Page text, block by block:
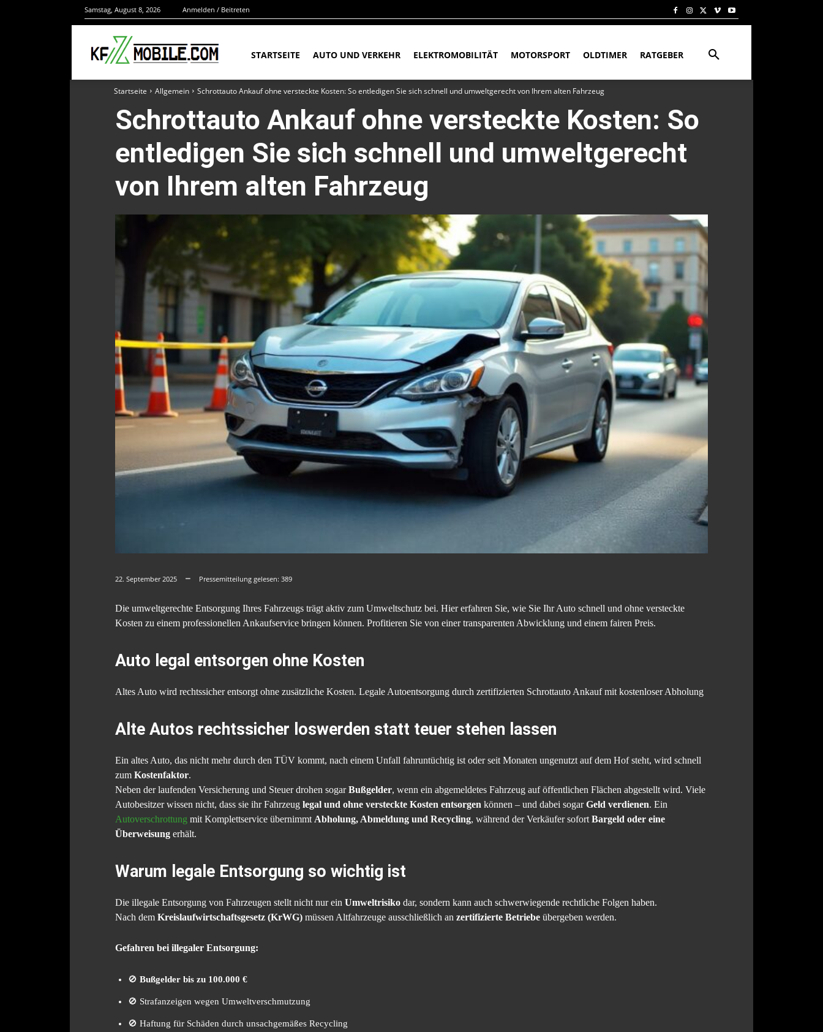
Samstag, August 8, 2026 Anmelden / Beitreten
STARTSEITE AUTO UND VERKEHR ELEKTROMOBILITÄT MOTORSPORT OLDTIMER RATGEBER
Startseite Allgemein Schrottauto Ankauf ohne versteckte Kosten: So entledigen Sie sich schnell und umweltgerecht von Ihrem alten Fahrzeug
Schrottauto Ankauf ohne versteckte Kosten: So
entledigen Sie sich schnell und umweltgerecht
von Ihrem alten Fahrzeug
22. September 2025 Pressemitteilung gelesen: 389
Die umweltgerechte Entsorgung Ihres Fahrzeugs trägt aktiv zum Umweltschutz bei. Hier erfahren Sie, wie Sie Ihr Auto schnell und ohne versteckte
Kosten zu einem professionellen Ankaufservice bringen können. Profitieren Sie von einer transparenten Abwicklung und einem fairen Preis.
Auto legal entsorgen ohne Kosten
Altes Auto wird rechtssicher entsorgt ohne zusätzliche Kosten. Legale Autoentsorgung durch zertifizierten Schrottauto Ankauf mit kostenloser Abholung
Alte Autos rechtssicher loswerden statt teuer stehen lassen
Ein altes Auto, das nicht mehr durch den TÜV kommt, nach einem Unfall fahruntüchtig ist oder seit Monaten ungenutzt auf dem Hof steht, wird schnell
zum Kostenfaktor.
Neben der laufenden Versicherung und Steuer drohen sogarBußgelder, wenn ein abgemeldetes Fahrzeug auf öffentlichen Flächen abgestellt wird. Viele
Autobesitzer wissen nicht, dass sie ihr Fahrzeug legal und ohne versteckte Kosten entsorgen können – und dabei sogarGeld verdienen. Ein
Autoverschrottung mit Komplettservice übernimmt Abholung, Abmeldung und Recycling, während der Verkäufer sofort Bargeld oder eine
Überweisung erhält.
Warum legale Entsorgung so wichtig ist
Die illegale Entsorgung von Fahrzeugen stellt nicht nur ein Umweltrisiko dar, sondern kann auch schwerwiegende rechtliche Folgen haben.
Nach dem Kreislaufwirtschaftsgesetz (KrWG) müssen Altfahrzeuge ausschließlich an zertifizierte Betriebe übergeben werden.
Gefahren bei illegaler Entsorgung:
🚫 Bußgelder bis zu 100.000 €
🚫 Strafanzeigen wegen Umweltverschmutzung
🚫 Haftung für Schäden durch unsachgemäßes Recycling